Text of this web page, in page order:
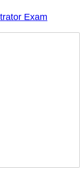
Exam